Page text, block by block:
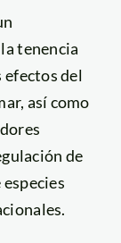
tenencia
efectos del
así como
de